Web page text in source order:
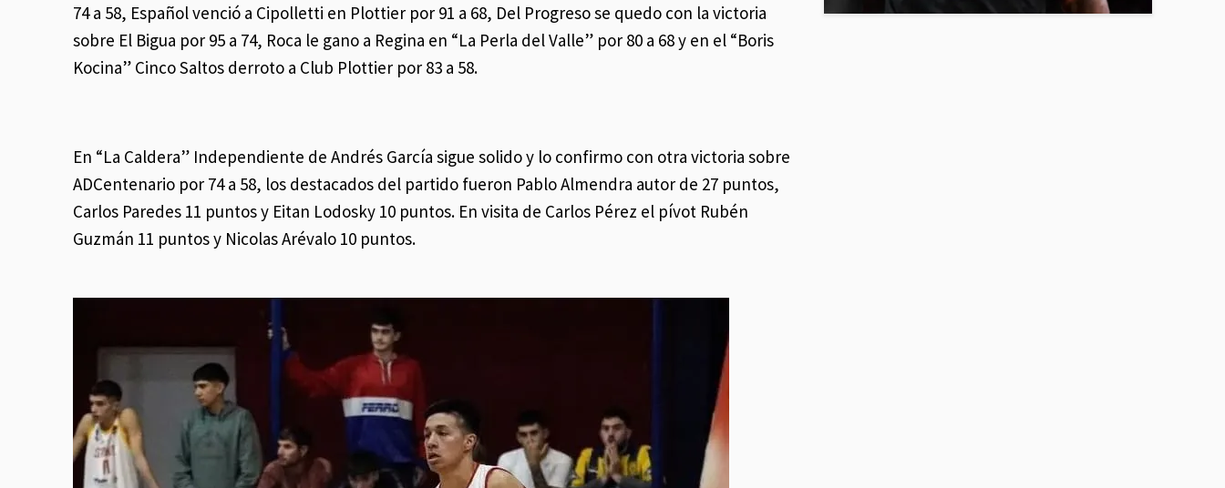
74 a 58, Español venció a Cipolletti en Plottier por 91 a 68, Del Progreso se quedo con la victoria
sobre El Bigua por 95 a 74, Roca le gano a Regina en “La Perla del Valle” por 80 a 68 y en el “Boris
Kocina” Cinco Saltos derroto a Club Plottier por 83 a 58.
En “La Caldera” Independiente de Andrés García sigue solido y lo confirmo con otra victoria sobre
ADCentenario por 74 a 58, los destacados del partido fueron Pablo Almendra autor de 27 puntos,
Carlos Paredes 11 puntos y Eitan Lodosky 10 puntos. En visita de Carlos Pérez el pívot Rubén
Guzmán 11 puntos y Nicolas Arévalo 10 puntos.